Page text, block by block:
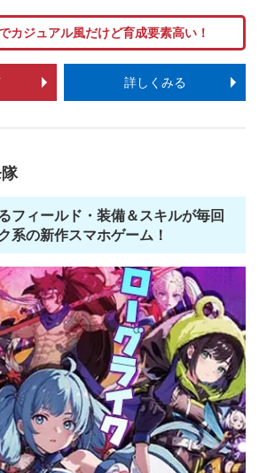
カジュアル風だけど育成要素高い！
詳しくみる
フィールド・装備＆スキルが毎回
系の新作スマホゲーム！